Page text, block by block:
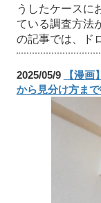
うしたケースに
ている調査方法
の記事では、ド
2025/05/9
【漫
から見分け方まで